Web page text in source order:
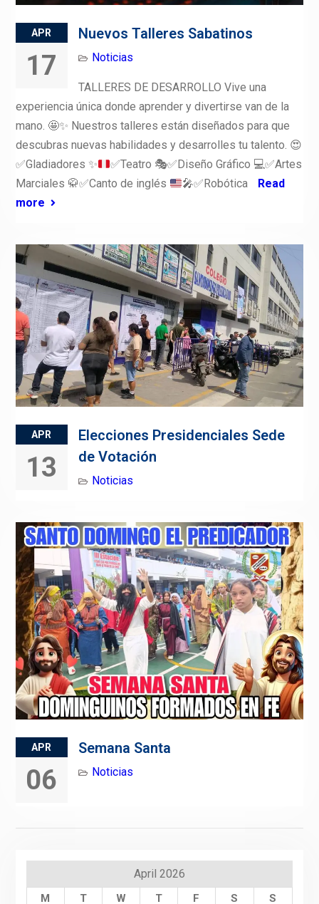
APR
17
Nuevos Talleres Sabatinos
Noticias
TALLERES DE DESARROLLO Vive una
experiencia única donde aprender y divertirse van de la
mano. 🤩✨ Nuestros talleres están diseñados para que
descubras nuevas habilidades y desarrolles tu talento. 😍
✅Gladiadores ✨ ✅Teatro 🎭✅ Diseño Gráfico 💻✅Artes
Marciales 🥋✅Canto de inglés 🎤✅ Robótica
Read
more
APR
13
Elecciones Presidenciales Sede
de Votación
Noticias
APR
06
Semana Santa
Noticias
April 2026
M T W T F S
S